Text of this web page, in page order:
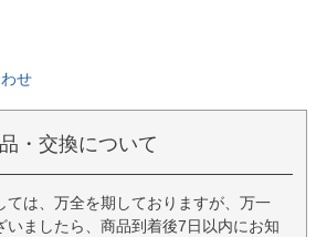
せ
・交換について
ては、万全を期しておりますが、万一
いましたら、商品到着後7日以内にお知